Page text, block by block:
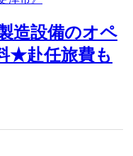
造設備のオペ
★赴任旅費も